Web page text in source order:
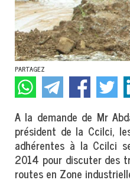
PARTAGEZ
A la demande de Mr
président de la Ccilci,
adhérentes à la Ccilci
2014 pour discuter des
routes en Zone